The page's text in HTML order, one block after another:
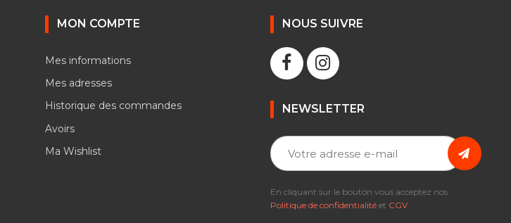
MON COMPTE
Mes informations
Mes adresses
Historique des commandes
Avoirs
Ma Wishlist
NOUS SUIVRE
NEWSLETTER
En cliquant sur le bouton vous acceptez nos
Politique de confidentialité et CGV .